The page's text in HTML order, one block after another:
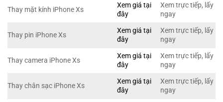
Thay mặt kính iPhone Xs
Xem giá tại
đây
Xem trực tiếp, lấy
ngay
Thay pin iPhone Xs
Xem giá tại
đây
Xem trực tiếp, lấy
ngay
Thay camera iPhone Xs
Xem giá tại
đây
Xem trực tiếp, lấy
ngay
Thay chân sạc iPhone Xs
Xem giá tại
đây
Xem trực tiếp, lấy
ngay